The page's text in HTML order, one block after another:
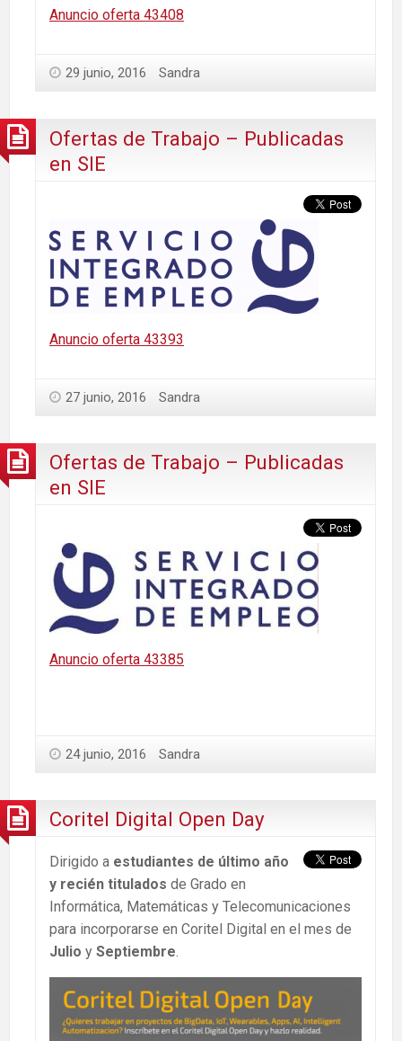
Anuncio oferta 43408
29 junio, 2016 Sandra
Ofertas de Trabajo – Publicadas
en SIE
Anuncio oferta 43393
27 junio, 2016 Sandra
Ofertas de Trabajo – Publicadas
en SIE
Anuncio oferta 43385
24 junio, 2016 Sandra
Coritel Digital Open Day
Dirigido a estudiantes de último año
y recién titulados de Grado en
Informática, Matemáticas y Telecomunicaciones
para incorporarse en Coritel Digital en el mes de
Julio y Septiembre.